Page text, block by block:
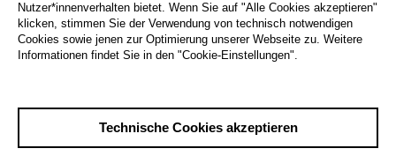
Nutzer*innenverhalten bietet. Wenn Sie auf "Alle Cookies akzeptieren"
klicken, stimmen Sie der Verwendung von technisch notwendigen
Cookies sowie jenen zur Optimierung unserer Webseite zu. Weitere
Informationen findet Sie in den "Cookie-Einstellungen".
Technische Cookies akzeptieren